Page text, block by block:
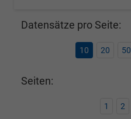
Datensätze pro Seite:
10 20 50
Seiten:
1 2